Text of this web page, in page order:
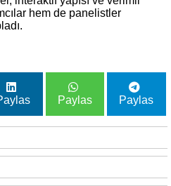
hem de panelistler
Paylas Paylas